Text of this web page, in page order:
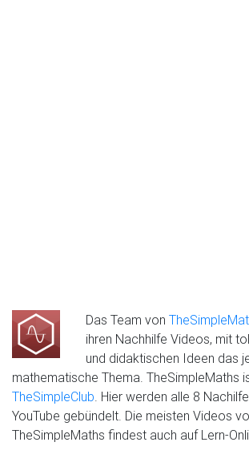
Das Team von
ihren Nachhilfe Videos, mit
und didaktischen Ideen das
mathematische Thema. TheSimpleMaths
TheSimpleClub. Hier werden alle 8
YouTube gebündelt. Die meisten Videos
TheSimpleMaths findest auch auf Lern-